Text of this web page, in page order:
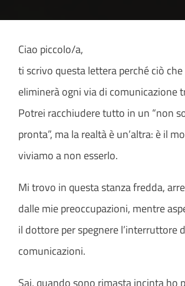
Ciao piccolo/a,
ti scrivo questa lettera perché ciò
eliminerà ogni via di comunicazione
Potrei racchiudere tutto in un “non
pronta”, ma la realtà è un’altra: è il
viviamo a non esserlo.
Mi trovo in questa stanza fredda,
dalle mie preoccupazioni, mentre
il dottore per spegnere l’interruttore
comunicazioni.
Sai, quando sono rimasta incinta ho